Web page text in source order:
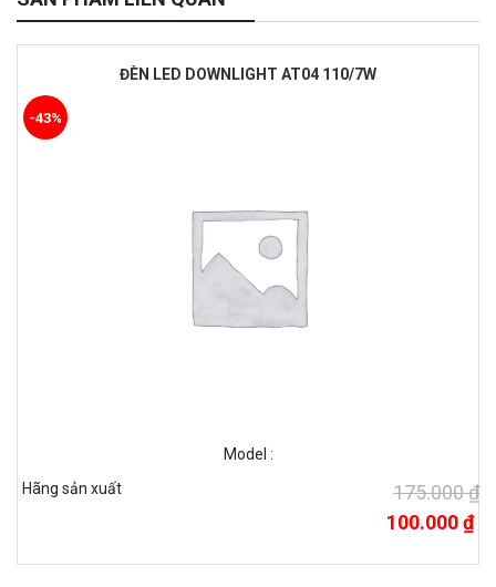
ĐÈN LED DOWNLIGHT AT04 110/7W
Model :
Hãng sản xuất
175.000 ₫
100.000 ₫
-43%